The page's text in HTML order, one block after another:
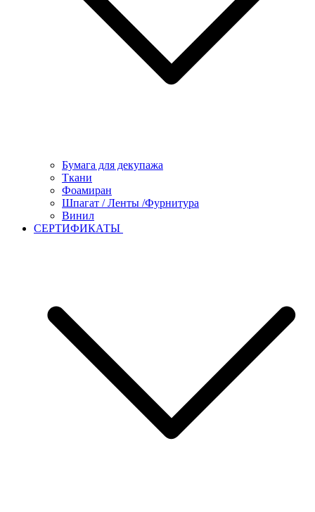
Бумага для декупажа
Ткани
Фоамиран
Шпагат / Ленты /Фурнитура
Винил
СЕРТИФИКАТЫ